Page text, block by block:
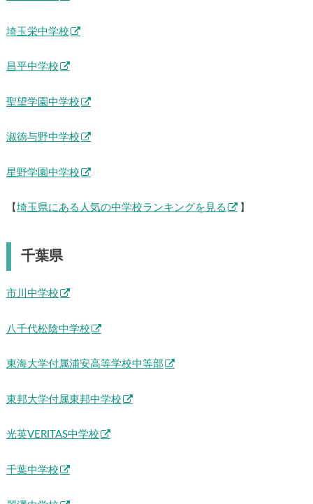
埼玉栄中学校
昌平中学校
聖望学園中学校
淑徳与野中学校
星野学園中学校
【 埼玉県にある人気の中学校ランキングを見る 】
千葉県
市川中学校
八千代松陰中学校
東海大学付属浦安高等学校中等部
東邦大学付属東邦中学校
光英VERITAS中学校
千葉中学校